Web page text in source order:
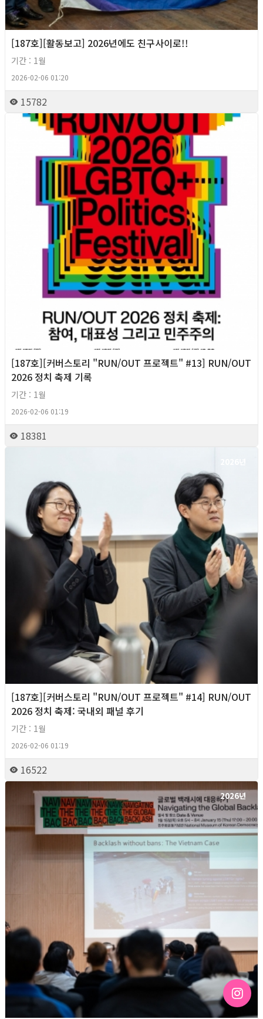
[187호][활동보고] 2026년에도 친구사이로!!
기간 : 1월
2026-02-06 01:20
15782
2026년
[187호][커버스토리 "RUN/OUT 프로젝트" #13] RUN/OUT
2026 정치 축제 기록
기간 : 1월
2026-02-06 01:19
18381
[187호][커버스토리 "RUN/OUT 프로젝트" #14] RUN/OUT
2026 정치 축제: 국내외 패널 후기
기간 : 1월
2026-02-06 01:19
16522
2026년